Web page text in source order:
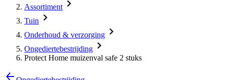
Assortiment
Tuin
Onderhoud & verzorging
Ongediertebestrijding
Protect Home muizenval safe 2 stuks